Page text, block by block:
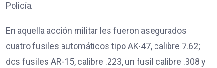
Policía.
En aquella acción militar les fueron asegurados
cuatro fusiles automáticos tipo AK-47, calibre 7.62;
dos fusiles AR-15, calibre .223, un fusil calibre .308 y